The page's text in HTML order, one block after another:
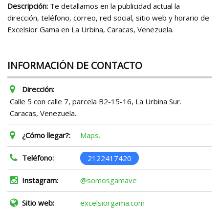
Descripción: Te detallamos en la publicidad actual la
dirección, teléfono, correo, red social, sitio web y horario de
Excelsior Gama en La Urbina, Caracas, Venezuela.
INFORMACIÓN DE CONTACTO
Dirección:
Calle 5 con calle 7, parcela B2-15-16, La Urbina Sur.
Caracas, Venezuela.
¿Cómo llegar?: Maps.
Teléfono: 2122417420
Instagram: @somosgamave
Sitio web: excelsiorgama.com